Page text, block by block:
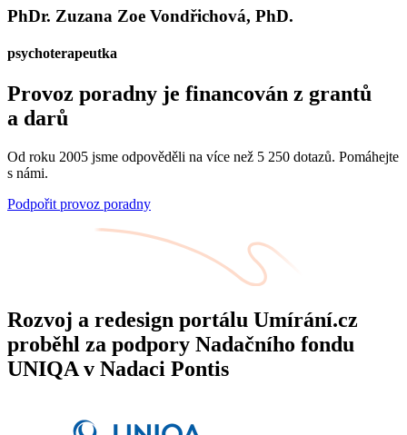
PhDr. Zuzana Zoe Vondřichová, PhD.
psychoterapeutka
Provoz poradny je financován z grantů
a darů
Od roku 2005 jsme odpověděli na více než 5 250 dotazů. Pomáhejte
s námi.
Podpořit provoz poradny
Rozvoj a redesign portálu Umírání.cz
proběhl za podpory Nadačního fondu
UNIQA v Nadaci Pontis